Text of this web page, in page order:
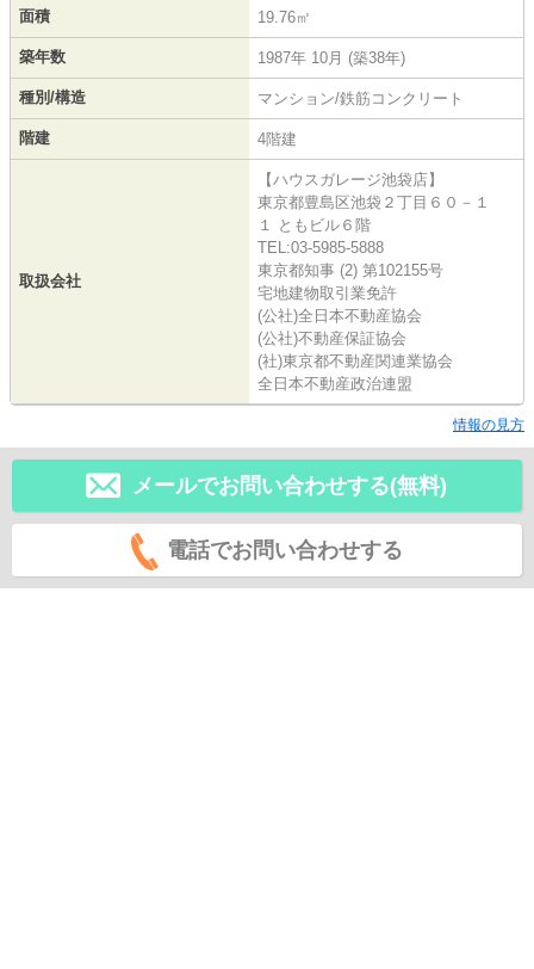
面積 19.76㎡
築年数 1987年 10月 (築38年)
種別/構造 マンション/鉄筋コンクリート
階建 4階建
取扱会社
【ハウスガレージ池袋店】
東京都豊島区池袋２丁目６０－１
１ ともビル６階
TEL:03-5985-5888
東京都知事 (2) 第102155号
宅地建物取引業免許
(公社)全日本不動産協会
(公社)不動産保証協会
(社)東京都不動産関連業協会
全日本不動産政治連盟
情報の見方
メールでお問い合わせする(無料)
電話でお問い合わせする